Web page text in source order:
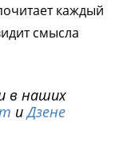
каждый
смысла
в наших
иДзене